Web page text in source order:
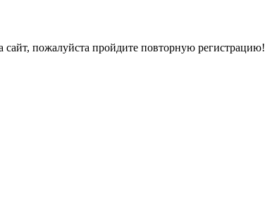
сайт, пожалуйста пройдите повторную регистрацию!